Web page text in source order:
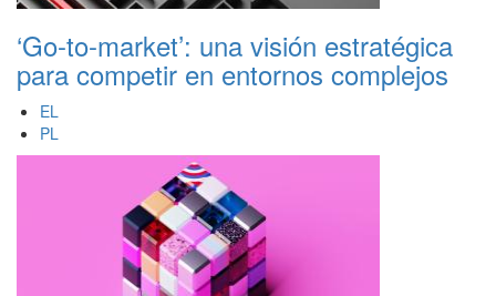
‘Go-to-market’: una visión estratégica
para competir en entornos complejos
EL
PL